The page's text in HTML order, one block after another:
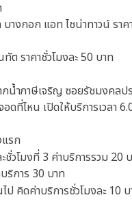
างกอก แอท ไชน่าทาวน์ ราค
ต ราคาชั่วโมงละ 50 บาท
น้ำภาษีเจริญ ซอยรัชมงคลป
ดที่ไหน เปิดให้บริการเวลา
รก
ชั่วโมงที่ 3 ค่าบริการรวม 20
ริการ 30 บาท
ป คิดค่าบริการชั่วโมงละ 10